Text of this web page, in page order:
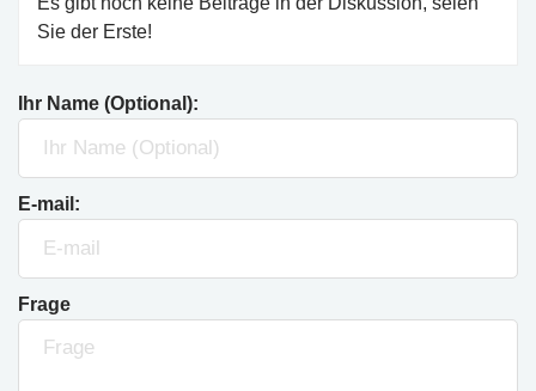
Sie der Erste!
Ihr Name (Optional):
E-mail:
Frage